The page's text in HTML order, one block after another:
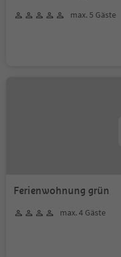
max. 5 Gäste
Ferienwohnung grün
max. 4 Gäste